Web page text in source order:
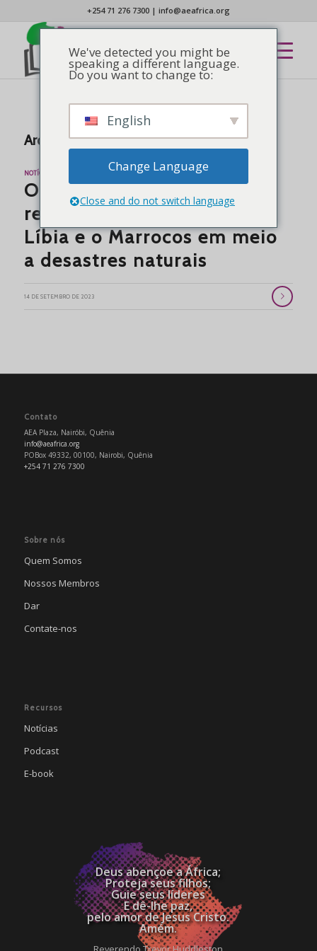
+254 71 276 7300| info@aeafrica.org
Arquivo de tags para:Marrocos
NOTÍCIAS
Orando por cura e
restauração: AEA apoia a
Líbia e o Marrocos em meio
a desastres naturais
14 DE SETEMBRO DE 2023
Contato
AEA Plaza, Nairóbi, Quênia
info@aeafrica.org
POBox 49332, 00100, Nairobi, Quênia
+254 71 276 7300
Sobre nós
Quem Somos
Nossos Membros
Dar
Contate-nos
Recursos
Notícias
Podcast
E-book
Deus abençoe a África;
Proteja seus filhos;
Guie seus líderes
E dê-lhe paz,
pelo amor de Jesus Cristo.
Amém.
We've detected you might be
speaking a different language.
Do you want to change to:
English
Change Language
Close and do not switch language